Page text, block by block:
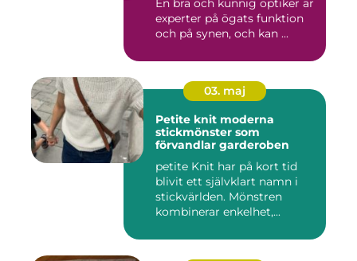
En bra och kunnig optiker är
experter på ögats funktion
och på synen, och kan ...
03. maj
Petite knit moderna
stickmönster som
förvandlar garderoben
petite Knit har på kort tid
blivit ett självklart namn i
stickvärlden. Mönstren
kombinerar enkelhet,...